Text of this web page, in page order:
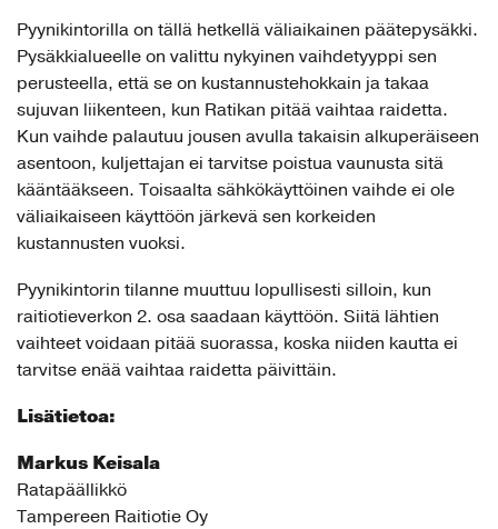
Pyynikintorilla on tällä hetkellä väliaikainen päätepysäkki.
Pysäkkialueelle on valittu nykyinen vaihdetyyppi sen
perusteella, että se on kustannustehokkain ja takaa
sujuvan liikenteen, kun Ratikan pitää vaihtaa raidetta.
Kun vaihde palautuu jousen avulla takaisin alkuperäiseen
asentoon, kuljettajan ei tarvitse poistua vaunusta sitä
kääntääkseen. Toisaalta sähkökäyttöinen vaihde ei ole
väliaikaiseen käyttöön järkevä sen korkeiden
kustannusten vuoksi.
Pyynikintorin tilanne muuttuu lopullisesti silloin, kun
raitiotieverkon 2. osa saadaan käyttöön. Siitä lähtien
vaihteet voidaan pitää suorassa, koska niiden kautta ei
tarvitse enää vaihtaa raidetta päivittäin.
Lisätietoa:
Markus Keisala
Ratapäällikkö
Tampereen Raitiotie Oy